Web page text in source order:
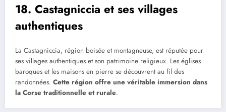
18. Castagniccia et ses villages
authentiques
La Castagniccia, région boisée et montagneuse, est réputée pour
ses villages authentiques et son patrimoine religieux. Les églises
baroques et les maisons en pierre se découvrent au fil des
randonnées. Cette région offre une véritable immersion dans
la Corse traditionnelle et rurale.